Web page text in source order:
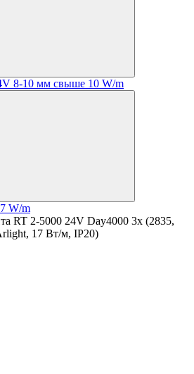
8-10 мм свыше 10 W/m
W/m
RT 2-5000 24V Day4000 3x (2835,
17 Вт/м, IP20)